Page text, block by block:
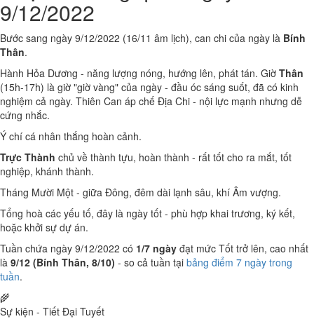
9/12/2022
Bước sang ngày 9/12/2022 (16/11 âm lịch), can chi của ngày là Bính
Thân.
Hành Hỏa Dương - năng lượng nóng, hướng lên, phát tán. Giờ Thân
(15h-17h) là giờ "giờ vàng" của ngày - đầu óc sáng suốt, đã có kinh
nghiệm cả ngày. Thiên Can áp chế Địa Chi - nội lực mạnh nhưng dễ
cứng nhắc.
Ý chí cá nhân thắng hoàn cảnh.
Trực Thành chủ về thành tựu, hoàn thành - rất tốt cho ra mắt, tốt
nghiệp, khánh thành.
Tháng Mười Một - giữa Đông, đêm dài lạnh sâu, khí Âm vượng.
Tổng hoà các yếu tố, đây là ngày tốt - phù hợp khai trương, ký kết,
hoặc khởi sự dự án.
Tuần chứa ngày 9/12/2022 có 1/7 ngày đạt mức Tốt trở lên, cao nhất
là 9/12 (Bính Thân, 8/10) - so cả tuần tại bảng điểm 7 ngày trong
tuần.
🌾
Sự kiện - Tiết Đại Tuyết